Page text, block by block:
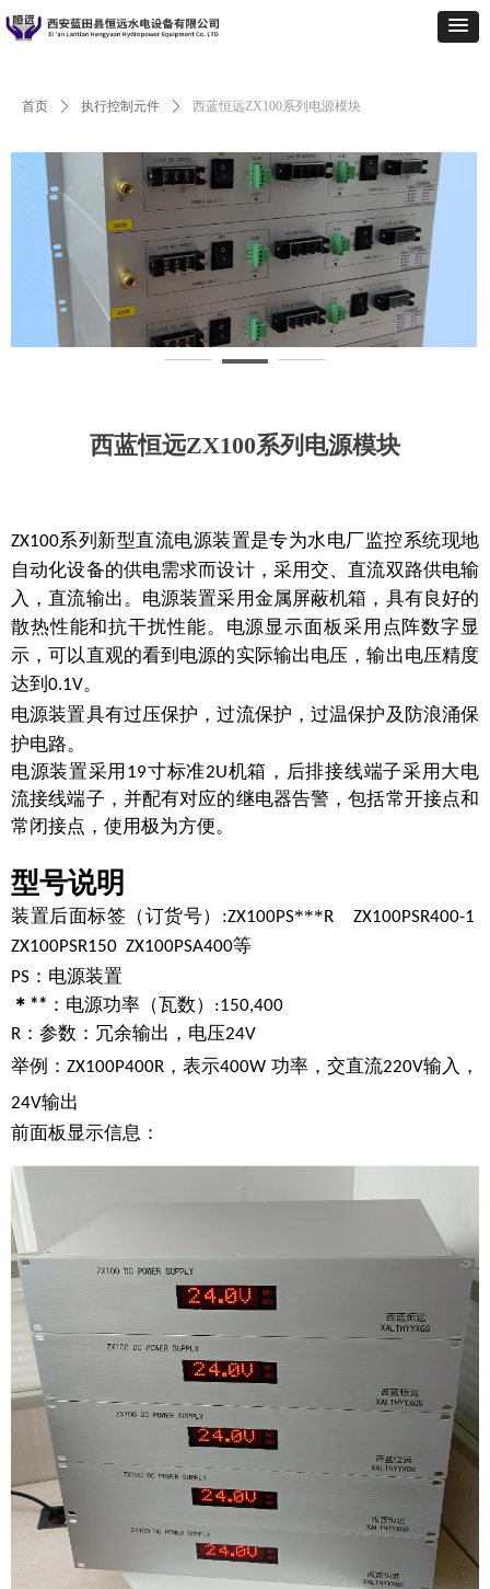
首页 ꄲ 执行控制元件 ꄲ 西蓝恒远ZX100系列电源模块
西蓝恒远ZX100系列电源模块
ZX100系列新型直流电源装置是专为水电厂监控系统现地
自动化设备的供电需求而设计，采用交、直流双路供电输
入，直流输出。电源装置采用金属屏蔽机箱，具有良好的
散热性能和抗干扰性能。电源显示面板采用点阵数字显
示，可以直观的看到电源的实际输出电压，输出电压精度
达到 0.1V。
电源装置具有过压保护，过流保护，过温保护及防浪涌保
护电路。
电源装置采用 19寸标准2U机箱，后排接线端子采用大电
流接线端子，并配有对应的继电器告警，包括常开接点和
常闭接点，使用极为方便。
型号说明
装置后面标签（订货号）:ZX100PS***R ZX100PSR400-1
ZX100PSR150 ZX100PSA400等
PS ：电源装置
＊ ** ： 电源功率 （瓦数 ） :150,400
R ：参数：冗余输出，电压24V
举例 ：ZX100P400R，表示400W 功率， 交直流220V输入 ，
24V输出
前面板显示信息：